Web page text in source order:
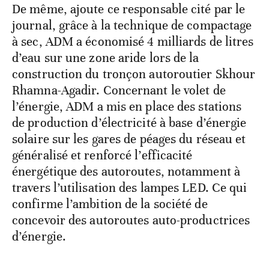
De même, ajoute ce responsable cité par le
journal, grâce à la technique de compactage
à sec, ADM a économisé 4 milliards de litres
d’eau sur une zone aride lors de la
construction du tronçon autoroutier Skhour
Rhamna-Agadir. Concernant le volet de
l’énergie, ADM a mis en place des stations
de production d’électricité à base d’énergie
solaire sur les gares de péages du réseau et
généralisé et renforcé l’efficacité
énergétique des autoroutes, notamment à
travers l’utilisation des lampes LED. Ce qui
confirme l’ambition de la société de
concevoir des autoroutes auto-productrices
d’énergie.